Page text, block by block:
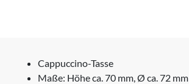
Cappuccino-Tasse
Maße: Höhe ca. 70 mm, Ø ca. 72 mm